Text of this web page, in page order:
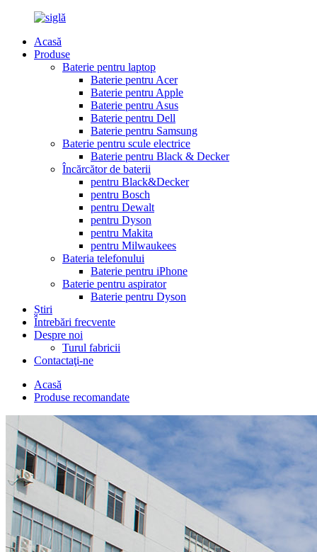
Acasă
Produse
Baterie pentru laptop
Baterie pentru Acer
Baterie pentru Apple
Baterie pentru Asus
Baterie pentru Dell
Baterie pentru Samsung
Baterie pentru scule electrice
Baterie pentru Black & Decker
Încărcător de baterii
pentru Black&Decker
pentru Bosch
pentru Dewalt
pentru Dyson
pentru Makita
pentru Milwaukees
Bateria telefonului
Baterie pentru iPhone
Baterie pentru aspirator
Baterie pentru Dyson
Știri
Întrebări frecvente
Despre noi
Turul fabricii
Contactaţi-ne
Acasă
Produse recomandate